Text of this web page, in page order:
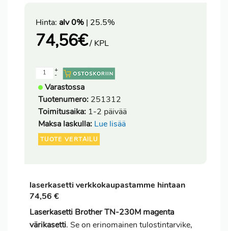
Hinta: alv 0% | 25.5%
74,56€/ KPL
-
+
Varastossa
Tuotenumero: 251312
Toimitusaika: 1-2 päivää
Maksa laskulla: Lue lisää
TUOTE VERTAILU
laserkasetti verkkokaupastamme hintaan
74,56 €
Laserkasetti Brother TN-230M magenta
värikasetti. Se on erinomainen tulostintarvike,